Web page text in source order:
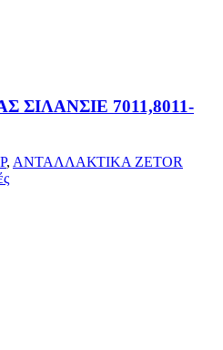
7011,8011-
, ΑΝΤΑΛΛΑΚΤΙΚΑ ZETOR